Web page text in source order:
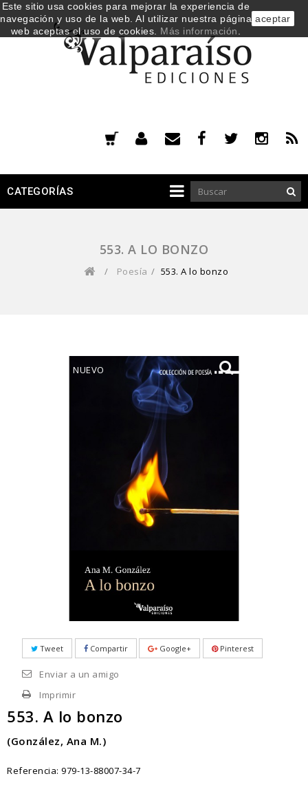
CATEGORÍAS
553. A LO BONZO
/ Poesía / 553. A lo bonzo
NUEVO
Tweet Compartir Google+ Pinterest
Enviar a un amigo
Imprimir
553. A lo bonzo
(González, Ana M.)
Referencia: 979-13-88007-34-7
Este sitio usa cookies para mejorar la experiencia de
navegación y uso de la web. Al utilizar nuestra página
web aceptas el uso de cookies. Más información
aceptar